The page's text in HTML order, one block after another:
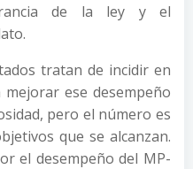
de la ley y el
tratan de incidir en
ese desempeño
pero el número es
que se alcanzan.
el desempeño del MP-